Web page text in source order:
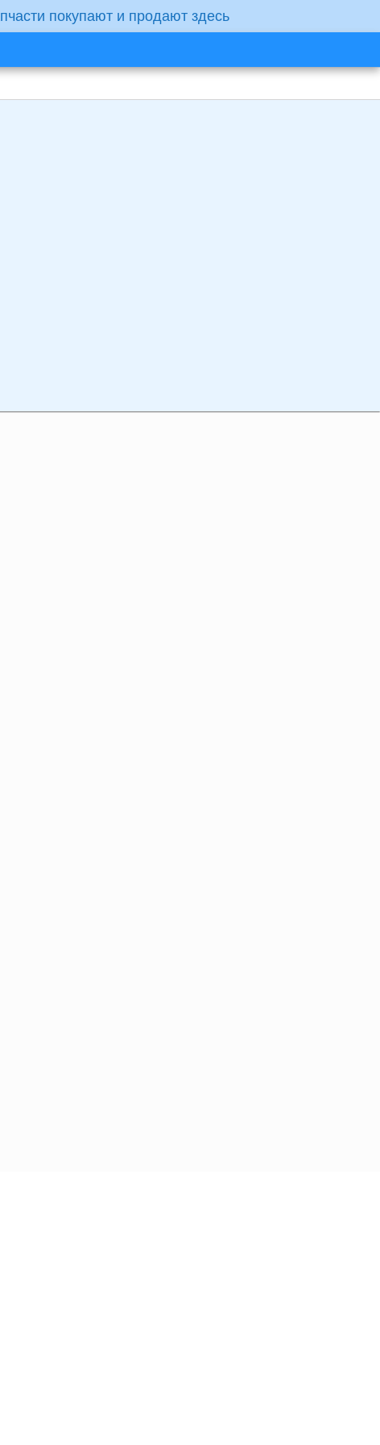
покупают и продают здесь